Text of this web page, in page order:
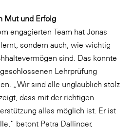
Medien Österreich
Salzburg
Fahrzeughandel und
Mut und Erfolg
engagierten Team hat Jonas
sondern auch, wie wichtig
sind. Das konnte
Lehrprüfung
„Wir sind alle unglaublich stolz
dass mit der richtigen
alles möglich ist. Er ist
betont Petra Dallinger,